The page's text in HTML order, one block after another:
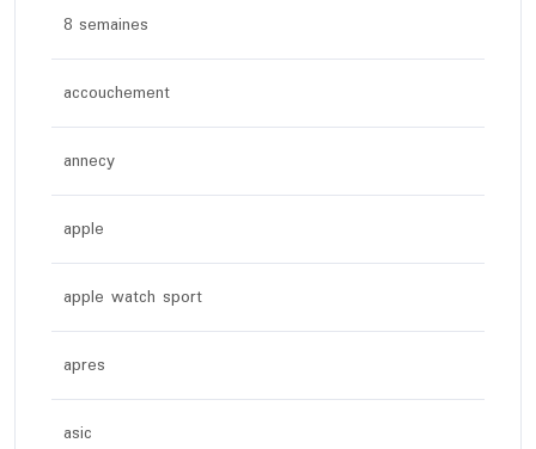
8 semaines
accouchement
annecy
apple
apple watch sport
apres
asic